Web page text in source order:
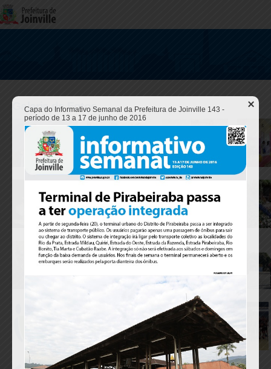
Galeria de Fotos
Capa do Informativo Semanal da Prefeitura de Joinville 143 -
período de 13 a 17 de junho de 2016